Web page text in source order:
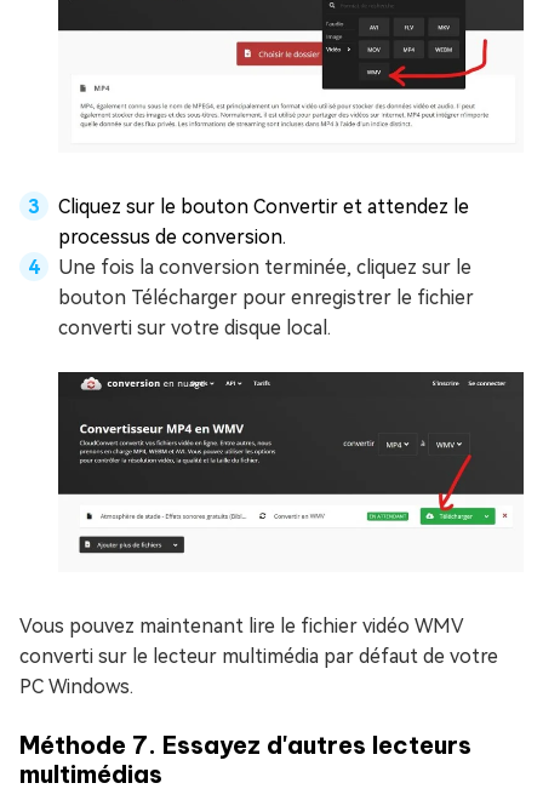
Cliquez sur le bouton Convertir et attendez le
processus de conversion.
Une fois la conversion terminée, cliquez sur le
bouton Télécharger pour enregistrer le fichier
converti sur votre disque local.
Vous pouvez maintenant lire le fichier vidéo WMV
converti sur le lecteur multimédia par défaut de votre
PC Windows.
Méthode 7. Essayez d'autres lecteurs
multimédias